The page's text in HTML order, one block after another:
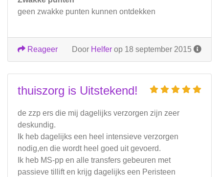
geen zwakke punten kunnen ontdekken
Door Helfer op 18 september 2015
Reageer
thuiszorg is Uitstekend!
de zzp ers die mij dagelijks verzorgen zijn zeer
deskundig.
Ik heb dagelijks een heel intensieve verzorgen
nodig,en die wordt heel goed uit gevoerd.
Ik heb MS-pp en alle transfers gebeuren met
passieve tillift en krijg dagelijks een Peristeen